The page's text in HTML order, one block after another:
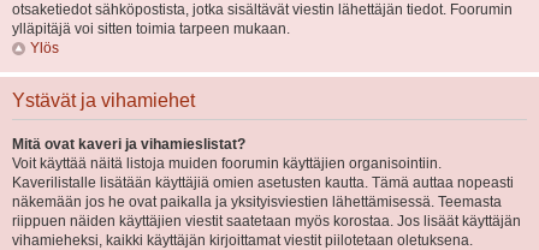
otsaketiedot sähköpostista, jotka sisältävät viestin lähettäjän tiedot. Foorumin
ylläpitäjä voi sitten toimia tarpeen mukaan.
Ylös
Ystävät ja vihamiehet
Mitä ovat kaveri ja vihamieslistat?
Voit käyttää näitä listoja muiden foorumin käyttäjien organisointiin.
Kaverilistalle lisätään käyttäjiä omien asetusten kautta. Tämä auttaa nopeasti
näkemään jos he ovat paikalla ja yksityisviestien lähettämisessä. Teemasta
riippuen näiden käyttäjien viestit saatetaan myös korostaa. Jos lisäät käyttäjän
vihamieheksi, kaikki käyttäjän kirjoittamat viestit piilotetaan oletuksena.